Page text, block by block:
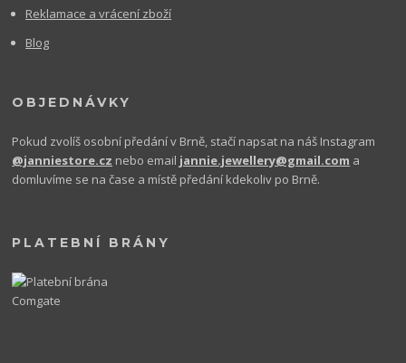
Reklamace a vrácení zboží
Blog
OBJEDNÁVKY
Pokud zvolíš osobní předání v Brně, stačí napsat na náš Instagram
@janniestore.cz nebo email jannie.jewellery@gmail.com a
domluvíme se na čase a místě předání kdekoliv po Brně.
PLATEBNÍ BRÁNY